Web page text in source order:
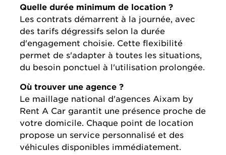
Quelle durée minimum de location ?
Les contrats démarrent à la journée, avec
des tarifs dégressifs selon la durée
d'engagement choisie. Cette flexibilité
permet de s'adapter à toutes les situations,
du besoin ponctuel à l'utilisation prolongée.
Où trouver une agence ?
Le maillage national d'agences Aixam by
Rent A Car garantit une présence proche de
votre domicile. Chaque point de location
propose un service personnalisé et des
véhicules disponibles immédiatement.